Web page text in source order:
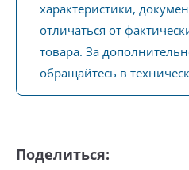
характеристики,
отличаться от
товара. За
обращайтесь в
Поделиться: